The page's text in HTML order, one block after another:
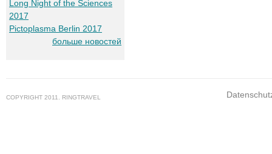
Long Night of the Sciences
2017
Pictoplasma Berlin 2017
больше новостей
COPYRIGHT 2011. RINGTRAVEL